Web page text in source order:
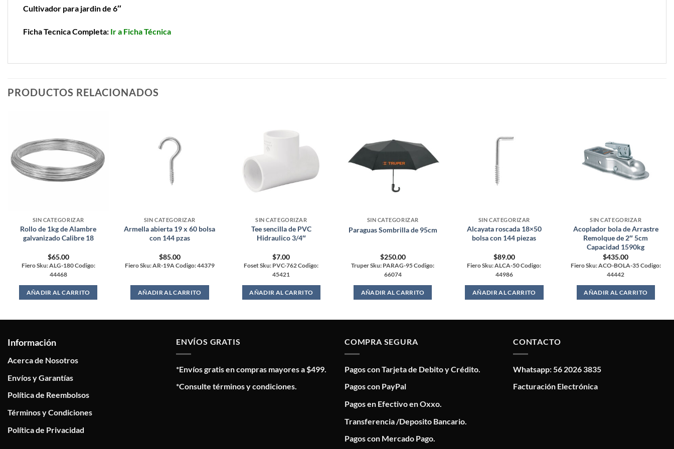
Cultivador para jardin de 6″
Ficha Tecnica Completa: Ir a Ficha Técnica
PRODUCTOS RELACIONADOS
SIN CATEGORIZAR
Rollo de 1kg de Alambre
galvanizado Calibre 18
$65.00
Fiero Sku: ALG-180 Codigo:
44468
AÑADIR AL CARRITO
SIN CATEGORIZAR
Armella abierta 19 x 60 bolsa
con 144 pzas
$85.00
Fiero Sku: AR-19A Codigo: 44379
AÑADIR AL CARRITO
SIN CATEGORIZAR
Tee sencilla de PVC
Hidraulico 3/4″
$7.00
Foset Sku: PVC-762 Codigo:
45421
AÑADIR AL CARRITO
SIN CATEGORIZAR
Paraguas Sombrilla de 95cm
$250.00
Truper Sku: PARAG-95 Codigo:
66074
AÑADIR AL CARRITO
SIN CATEGORIZAR
Alcayata roscada 18×50
bolsa con 144 piezas
$89.00
Fiero Sku: ALCA-50 Codigo:
44986
AÑADIR AL CARRITO
SIN CATEGORIZAR
Acoplador bola de Arrastre
Remolque de 2″ 5cm
Capacidad 1590kg
$435.00
Fiero Sku: ACO-BOLA-35 Codigo:
44442
AÑADIR AL CARRITO
Información
Acerca de Nosotros
Envíos y Garantías
Política de Reembolsos
Términos y Condiciones
Política de Privacidad
ENVÍOS GRATIS
*Envíos gratis en compras mayores a $499.
*Consulte términos y condiciones.
COMPRA SEGURA
Pagos con Tarjeta de Debito y Crédito.
Pagos con PayPal
Pagos en Efectivo en Oxxo.
Transferencia /Deposito Bancario.
Pagos con Mercado Pago.
CONTACTO
Whatsapp: 56 2026 3835
Facturación Electrónica